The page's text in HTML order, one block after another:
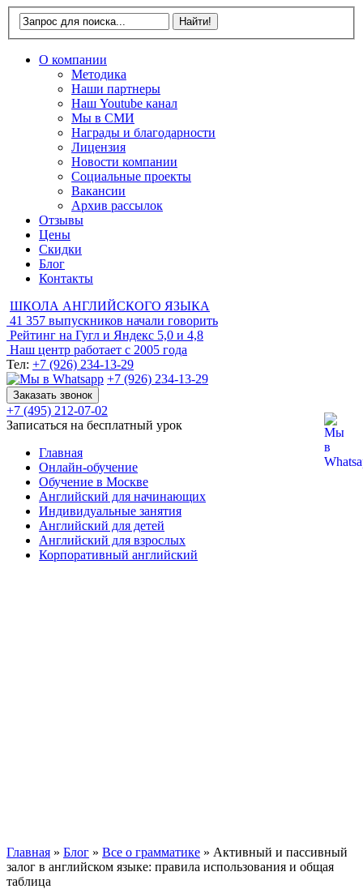
О компании
Методика
Наши партнеры
Наш Youtube канал
Мы в СМИ
Награды и благодарности
Лицензия
Новости компании
Социальные проекты
Вакансии
Архив рассылок
Отзывы
Цены
Скидки
Блог
Контакты
ШКОЛА АНГЛИЙСКОГО ЯЗЫКА
41 357 выпускников начали говорить
Рейтинг на Гугл и Яндекс 5,0 и 4,8
Наш центр работает с 2005 года
Тел: +7 (926) 234-13-29
+7 (926) 234-13-29
Заказать звонок
+7 (495) 212-07-02
Записаться на бесплатный урок
Главная
Онлайн-обучение
Обучение в Москве
Английский для начинающих
Индивидуальные занятия
Английский для детей
Английский для взрослых
Корпоративный английский
Главная » Блог » Все о грамматике » Активный и пассивный
залог в английском языке: правила использования и общая
таблица